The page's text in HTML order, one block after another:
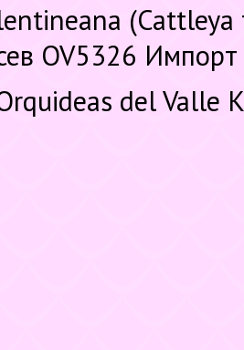
OV5326
del Valle